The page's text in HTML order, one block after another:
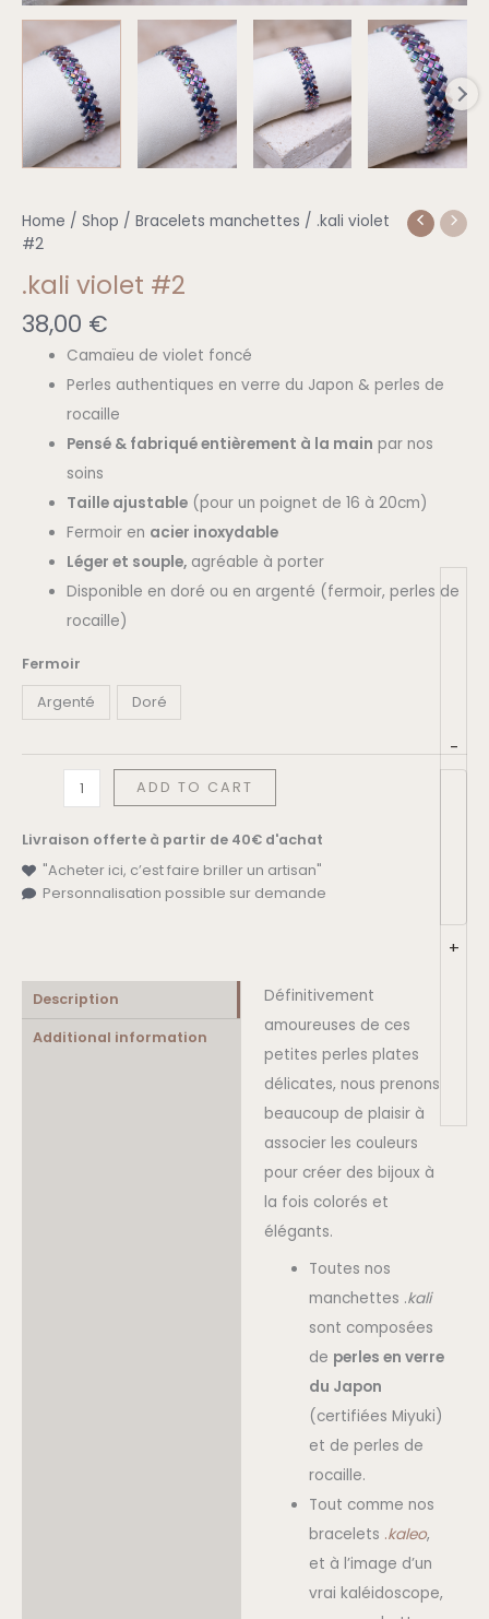
Home / Shop / Bracelets manchettes / .kali violet
#2
.kali violet #2
38,00 €
Camaïeu de violet foncé
Perles authentiques en verre du Japon & perles de
rocaille
Pensé & fabriqué entièrement à la main par nos
soins
Taille ajustable (pour un poignet de 16 à 20cm)
Fermoir en acier inoxydable
Léger et souple, agréable à porter
Disponible en doré ou en argenté (fermoir, perles de
rocaille)
Fermoir
Argenté Doré
-
.kali
violet
quantity
+
ADD TO CART
Livraison offerte à partir de 40€ d'achat
"Acheter ici, c’est faire briller un artisan"
Personnalisation possible sur demande
Description
Additional information
Définitivement
amoureuses de ces
petites perles plates
délicates, nous prenons
beaucoup de plaisir à
associer les couleurs
pour créer des bijoux à
la fois colorés et
élégants.
Toutes nos
manchettes .kali
sont composées
de perles en verre
du Japon
(certifiées Miyuki)
et de perles de
rocaille.
Tout comme nos
bracelets .kaleo,
et à l’image d’un
vrai kaléidoscope,